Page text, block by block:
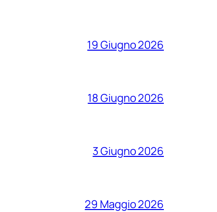
19 Giugno 2026
18 Giugno 2026
3 Giugno 2026
29 Maggio 2026